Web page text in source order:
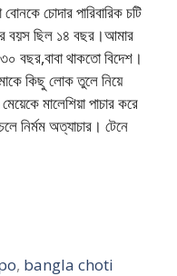
চোদার পারিবারিক চটি
ছিল ১৪ বছর।আমার
বছর,বাবা থাকতো বিদেশ।
কিছু লোক তুলে নিয়ে
মালেশিয়া পাচার করে
নির্মম অত্যাচার। টেনে
, bangla choti